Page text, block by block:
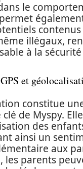
le
illégaux,
à la
et
constitue
de Myspy.
des
ainsi un
aux
les parents